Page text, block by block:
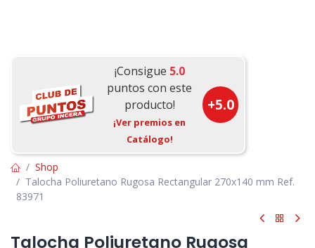
¡Consigue 5.0
puntos con este
producto!
¡Ver premios en
Catálogo!
+5.0
Shop
Talocha Poliuretano Rugosa Rectangular 270x140 mm Ref.
83971
Talocha Poliuretano Rugosa